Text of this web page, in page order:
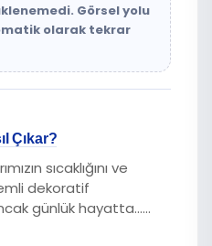
Görsel yolu
olarak tekrar
Çıkar?
sıcaklığını ve
dekoratif
günlük hayatta......